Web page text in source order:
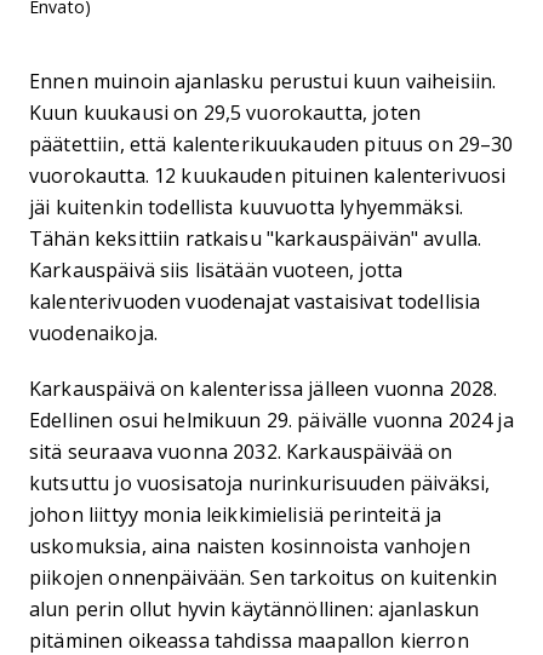
Envato)
Ennen muinoin ajanlasku perustui kuun vaiheisiin.
Kuun kuukausi on 29,5 vuorokautta, joten
päätettiin, että kalenterikuukauden pituus on 29–30
vuorokautta. 12 kuukauden pituinen kalenterivuosi
jäi kuitenkin todellista kuuvuotta lyhyemmäksi.
Tähän keksittiin ratkaisu "karkauspäivän" avulla.
Karkauspäivä siis lisätään vuoteen, jotta
kalenterivuoden vuodenajat vastaisivat todellisia
vuodenaikoja.
Karkauspäivä on kalenterissa jälleen vuonna 2028.
Edellinen osui helmikuun 29. päivälle vuonna 2024 ja
sitä seuraava vuonna 2032. Karkauspäivää on
kutsuttu jo vuosisatoja nurinkurisuuden päiväksi,
johon liittyy monia leikkimielisiä perinteitä ja
uskomuksia, aina naisten kosinnoista vanhojen
piikojen onnenpäivään. Sen tarkoitus on kuitenkin
alun perin ollut hyvin käytännöllinen: ajanlaskun
pitäminen oikeassa tahdissa maapallon kierron